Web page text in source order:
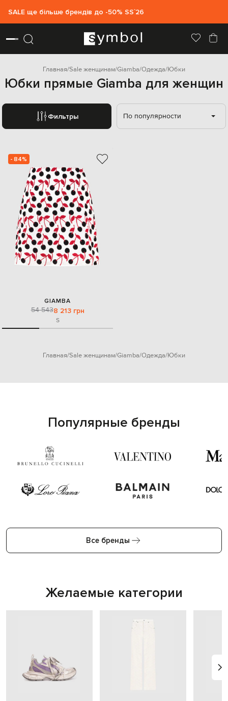
SALE ще більше брендів до -50% SS`26
Главная Sale женщинам Giamba Одежда Юбки
Юбки прямые Giamba для женщин
Фильтры По популярности
- 84%
GIAMBA
54 5438 213 грн
S
Главная Sale женщинам Giamba Одежда Юбки
Популярные бренды
Все бренды
Желаемые категории